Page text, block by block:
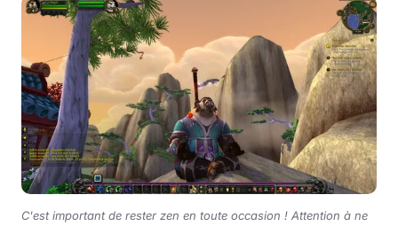
C'est important de rester zen en toute occasion ! Attention à ne